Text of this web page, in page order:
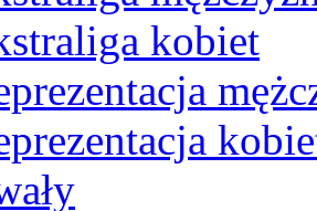
kobiet